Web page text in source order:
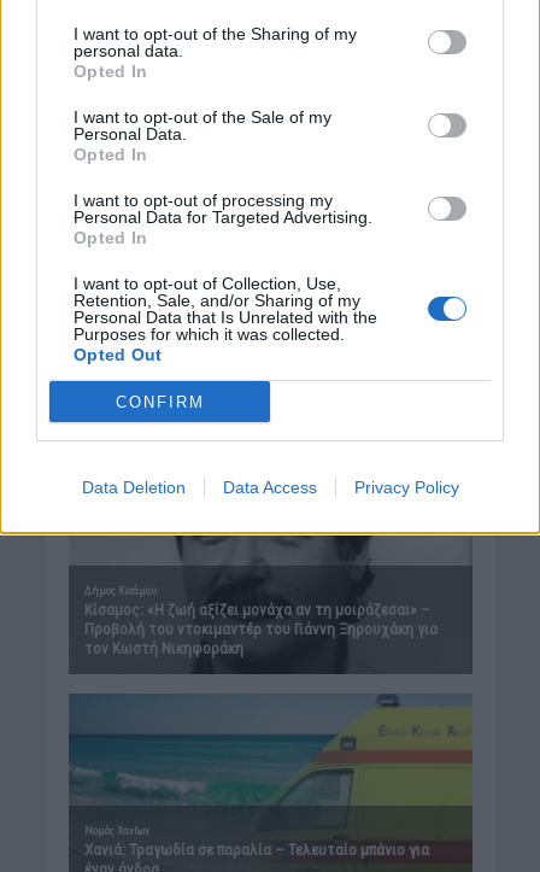
I want to opt-out of the Sharing of my
personal data.
Opted In
I want to opt-out of the Sale of my
Personal Data.
Opted In
I want to opt-out of processing my
Personal Data for Targeted Advertising.
Opted In
I want to opt-out of Collection, Use,
Retention, Sale, and/or Sharing of my
Personal Data that Is Unrelated with the
Purposes for which it was collected.
Opted Out
CONFIRM
Data Deletion Data Access Privacy Policy